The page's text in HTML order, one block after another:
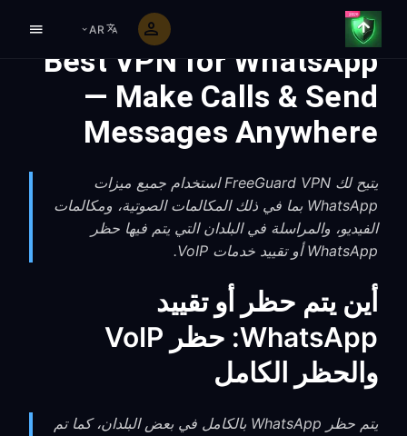
AR
Best VPN for WhatsApp
— Make Calls & Send
Messages Anywhere
يتيح لك FreeGuard VPN استخدام جميع ميزات
WhatsApp بما في ذلك المكالمات الصوتية، ومكالمات
الفيديو، والمراسلة في البلدان التي يتم فيها حظر
WhatsApp أو تقييد خدمات VoIP.
أين يتم حظر أو تقييد
WhatsApp: حظر VoIP
والحظر الكامل
يتم حظر WhatsApp بالكامل في بعض البلدان، كما تم